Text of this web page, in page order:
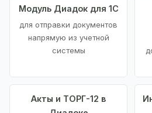
Модуль Диадок для 1С
для отправки документов
напрямую из учетной
системы
Акты и ТОРГ-12 в